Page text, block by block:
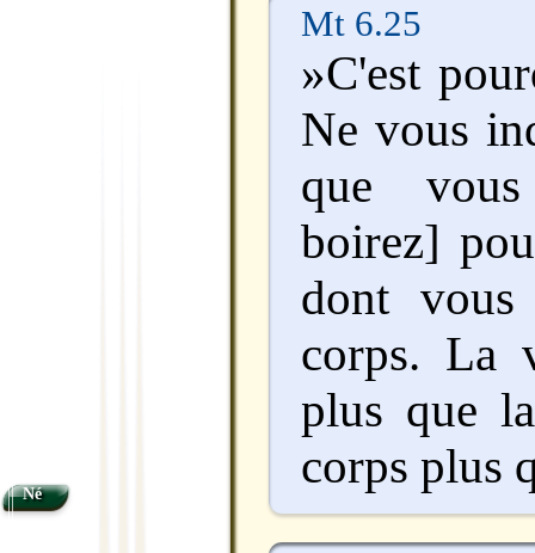
Mt 6.25
»C'est
Ne vous
que
boirez]
dont vous
corps. La
plus que
corps plus
Né